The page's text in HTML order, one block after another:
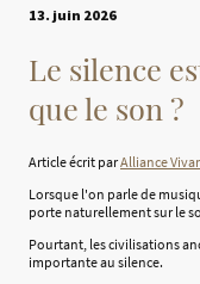
13. juin 2026
Le silence
que le son ?
Article écrit parAlliance
Lorsque l'on parle de
porte naturellement sur le
Pourtant, les civilisations
importante au silence.